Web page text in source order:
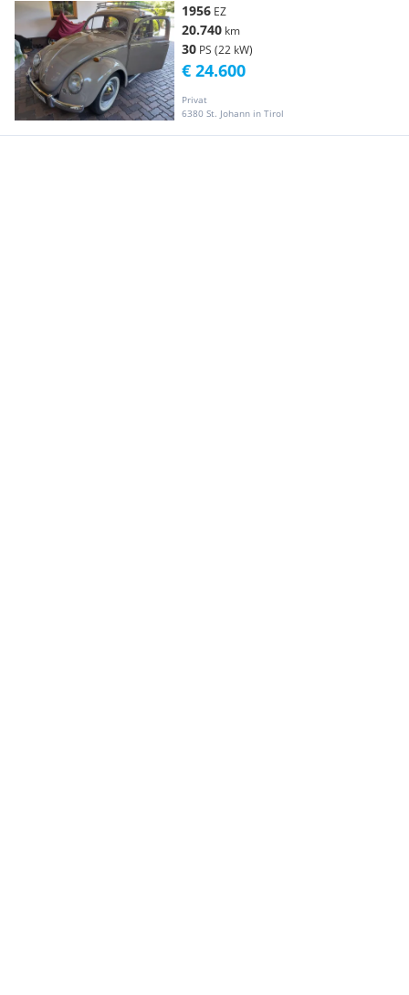
1956 EZ
20.740 km
30 PS (22 kW)
Privat
6380 St. Johann in Tirol
€ 24.600